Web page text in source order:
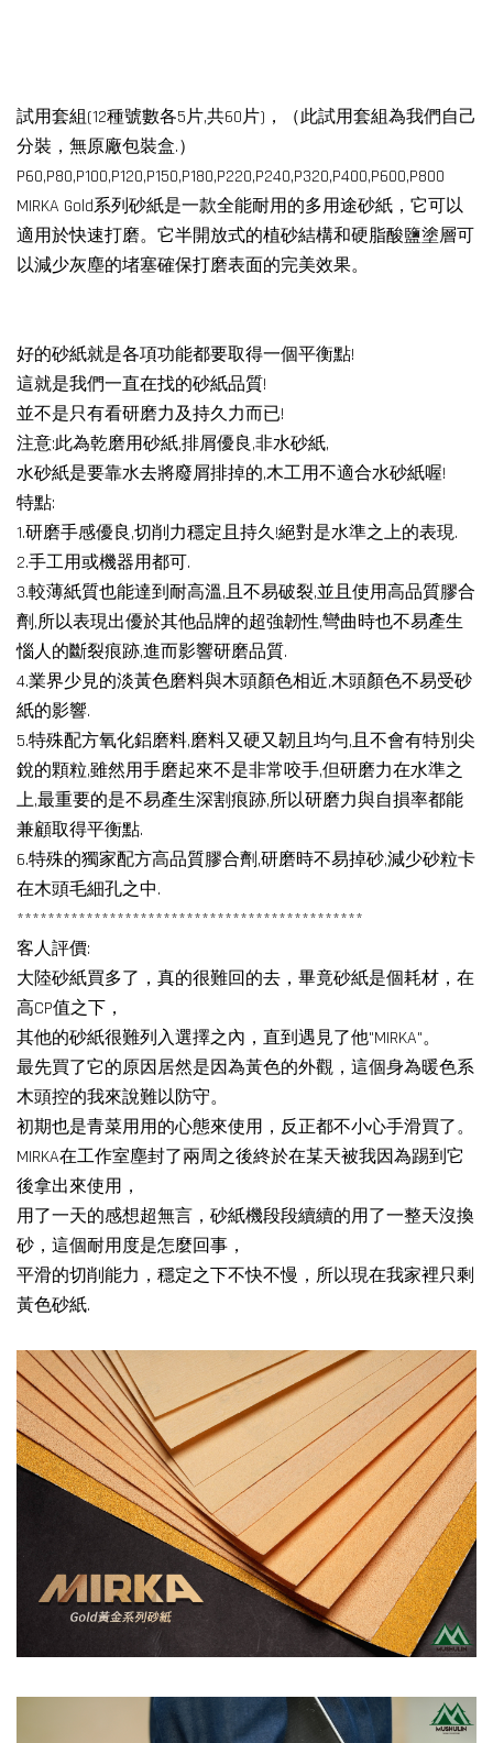
試用套組(12種號數各5片,共60片)，（此試用套組為我們自己
分裝，無原廠包裝盒.）
P60,P80,P100,P120,P150,P180,P220,P240,P320,P400,P600,P800
MIRKA Gold系列砂紙是一款全能耐用的多用途砂紙，它可以
適用於快速打磨。它半開放式的植砂結構和硬脂酸鹽塗層可
以減少灰塵的堵塞確保打磨表面的完美效果。
好的砂紙就是各項功能都要取得一個平衡點!
這就是我們一直在找的砂紙品質!
並不是只有看研磨力及持久力而已!
注意:此為乾磨用砂紙,排屑優良,非水砂紙,
水砂紙是要靠水去將廢屑排掉的,木工用不適合水砂紙喔!
特點:
1.研磨手感優良,切削力穩定且持久!絕對是水準之上的表現.
2.手工用或機器用都可.
3.較薄紙質也能達到耐高溫,且不易破裂,並且使用高品質膠合
劑,所以表現出優於其他品牌的超強韌性,彎曲時也不易產生
惱人的斷裂痕跡,進而影響研磨品質.
4.業界少見的淡黃色磨料與木頭顏色相近,木頭顏色不易受砂
紙的影響.
5.特殊配方氧化鋁磨料,磨料又硬又韌且均勻,且不會有特別尖
銳的顆粒,雖然用手磨起來不是非常咬手,但研磨力在水準之
上,最重要的是不易產生深割痕跡,所以研磨力與自損率都能
兼顧取得平衡點.
6.特殊的獨家配方高品質膠合劑,研磨時不易掉砂,減少砂粒卡
在木頭毛細孔之中.
*********************************************
客人評價:
大陸砂紙買多了，真的很難回的去，畢竟砂紙是個耗材，在
高CP值之下，
其他的砂紙很難列入選擇之內，直到遇見了他"MIRKA"。
最先買了它的原因居然是因為黃色的外觀，這個身為暖色系
木頭控的我來說難以防守。
初期也是青菜用用的心態來使用，反正都不小心手滑買了。
MIRKA在工作室塵封了兩周之後終於在某天被我因為踢到它
後拿出來使用，
用了一天的感想超無言，砂紙機段段續續的用了一整天沒換
砂，這個耐用度是怎麼回事，
平滑的切削能力，穩定之下不快不慢，所以現在我家裡只剩
黃色砂紙.